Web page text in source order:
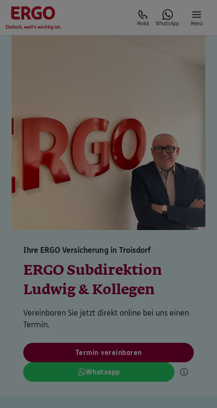
Mobil WhatsApp Menü
Ihre ERGO Versicherung in Troisdorf
ERGO Subdirektion
Ludwig & Kollegen
Vereinbaren Sie jetzt direkt online bei uns einen
Termin.
Termin vereinbaren
Whatsapp